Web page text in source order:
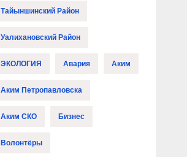
Тайыншинский Район
Уалихановский Район
ЭКОЛОГИЯ Авария Аким
Аким Петропавловска
Аким СКО Бизнес
Волонтёры